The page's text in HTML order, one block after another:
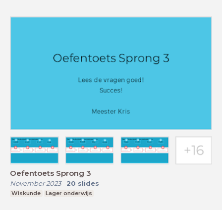
Oefentoets Sprong 3
November 2023- 20 slides
Wiskunde Lager onderwijs